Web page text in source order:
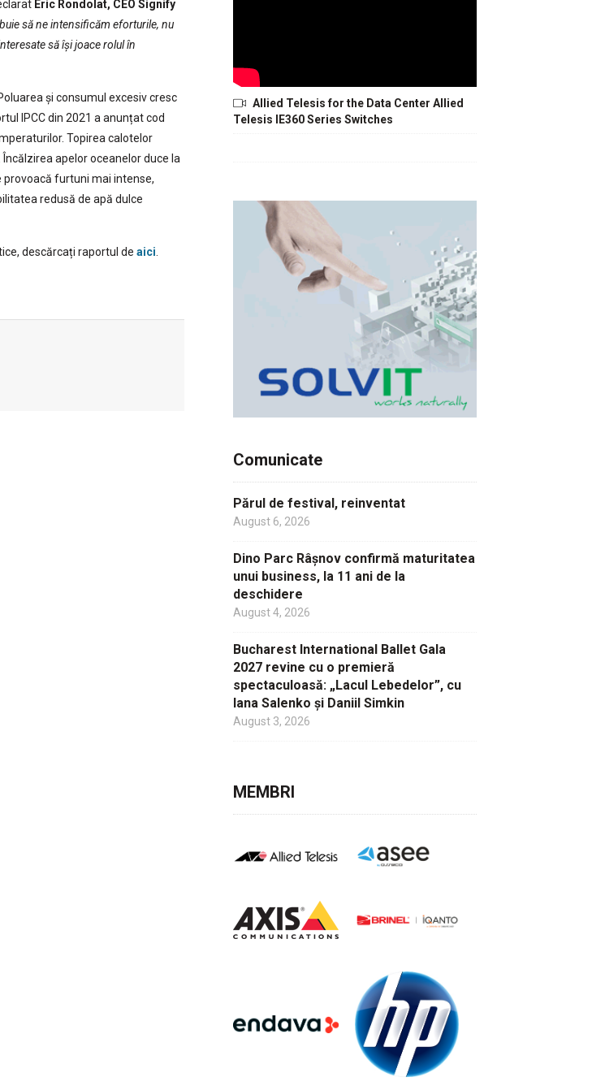
Eric Rondolat, CEO Signify
să ne intensificăm eforturile, nu
să își joace rolul în
și consumul excesiv cresc
IPCC din 2021 a anunțat cod
Topirea calotelor
apelor oceanelor duce la
furtuni mai intense,
redusă de apă dulce
descărcați raportul de aici.
Allied Telesis for the Data Center Allied
Telesis IE360 Series Switches
Comunicate
Părul de festival, reinventat
August 6, 2026
Dino Parc Râșnov confirmă maturitatea
unui business, la 11 ani de la
deschidere
August 4, 2026
Bucharest International Ballet Gala
2027 revine cu o premieră
spectaculoasă: „Lacul Lebedelor”, cu
Iana Salenko și Daniil Simkin
August 3, 2026
MEMBRI